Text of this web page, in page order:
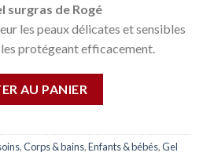
surgras de Rogé
les peaux délicates et sensibles
protégeant efficacement.
AU PANIER
,Corps & bains,Enfants & bébés,Gel